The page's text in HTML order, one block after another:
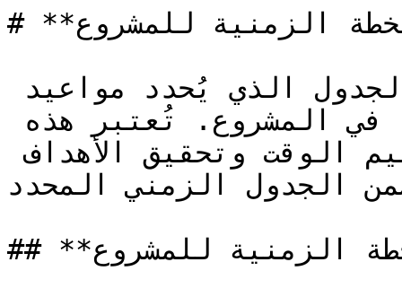
# **الخطة الزمنية للمشروع**
الخطة أداة رئيسية لضمان تنظيم الوقت وتحقيق الأهداف
الجدول الزمني المحدد.
## **مكونات الخطة الزمنية للمشروع**